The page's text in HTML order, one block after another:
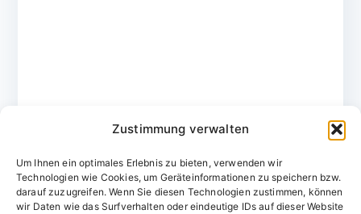
Zustimmung verwalten
Um Ihnen ein optimales Erlebnis zu bieten, verwenden wir
Technologien wie Cookies, um Geräteinformationen zu speichern bzw.
darauf zuzugreifen. Wenn Sie diesen Technologien zustimmen, können
wir Daten wie das Surfverhalten oder eindeutige IDs auf dieser Website